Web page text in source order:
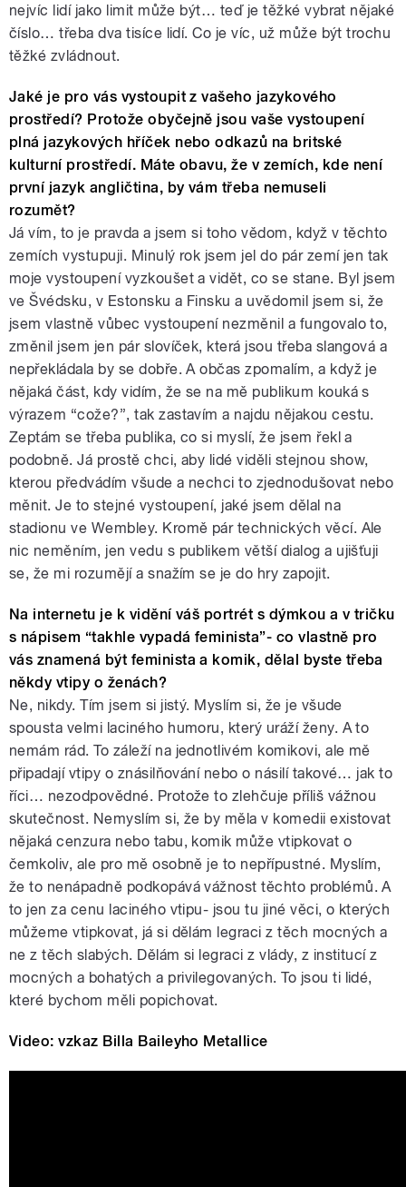
nejvíc lidí jako limit může být… teď je těžké vybrat nějaké
číslo… třeba dva tisíce lidí. Co je víc, už může být trochu
těžké zvládnout.
Jaké je pro vás vystoupit z vašeho jazykového
prostředí? Protože obyčejně jsou vaše vystoupení
plná jazykových hříček nebo odkazů na britské
kulturní prostředí. Máte obavu, že v zemích, kde není
první jazyk angličtina, by vám třeba nemuseli
rozumět?
Já vím, to je pravda a jsem si toho vědom, když v těchto
zemích vystupuji. Minulý rok jsem jel do pár zemí jen tak
moje vystoupení vyzkoušet a vidět, co se stane. Byl jsem
ve Švédsku, v Estonsku a Finsku a uvědomil jsem si, že
jsem vlastně vůbec vystoupení nezměnil a fungovalo to,
změnil jsem jen pár slovíček, která jsou třeba slangová a
nepřekládala by se dobře. A občas zpomalím, a když je
nějaká část, kdy vidím, že se na mě publikum kouká s
výrazem “cože?”, tak zastavím a najdu nějakou cestu.
Zeptám se třeba publika, co si myslí, že jsem řekl a
podobně. Já prostě chci, aby lidé viděli stejnou show,
kterou předvádím všude a nechci to zjednodušovat nebo
měnit. Je to stejné vystoupení, jaké jsem dělal na
stadionu ve Wembley. Kromě pár technických věcí. Ale
nic neměním, jen vedu s publikem větší dialog a ujišťuji
se, že mi rozumějí a snažím se je do hry zapojit.
Na internetu je k vidění váš portrét s dýmkou a v tričku
s nápisem “takhle vypadá feminista”- co vlastně pro
vás znamená být feminista a komik, dělal byste třeba
někdy vtipy o ženách?
Ne, nikdy. Tím jsem si jistý. Myslím si, že je všude
spousta velmi laciného humoru, který uráží ženy. A to
nemám rád. To záleží na jednotlivém komikovi, ale mě
připadají vtipy o znásilňování nebo o násilí takové… jak to
říci… nezodpovědné. Protože to zlehčuje příliš vážnou
skutečnost. Nemyslím si, že by měla v komedii existovat
nějaká cenzura nebo tabu, komik může vtipkovat o
čemkoliv, ale pro mě osobně je to nepřípustné. Myslím,
že to nenápadně podkopává vážnost těchto problémů. A
to jen za cenu laciného vtipu- jsou tu jiné věci, o kterých
můžeme vtipkovat, já si dělám legraci z těch mocných a
ne z těch slabých. Dělám si legraci z vlády, z institucí z
mocných a bohatých a privilegovaných. To jsou ti lidé,
které bychom měli popichovat.
Video: vzkaz Billa Baileyho Metallice